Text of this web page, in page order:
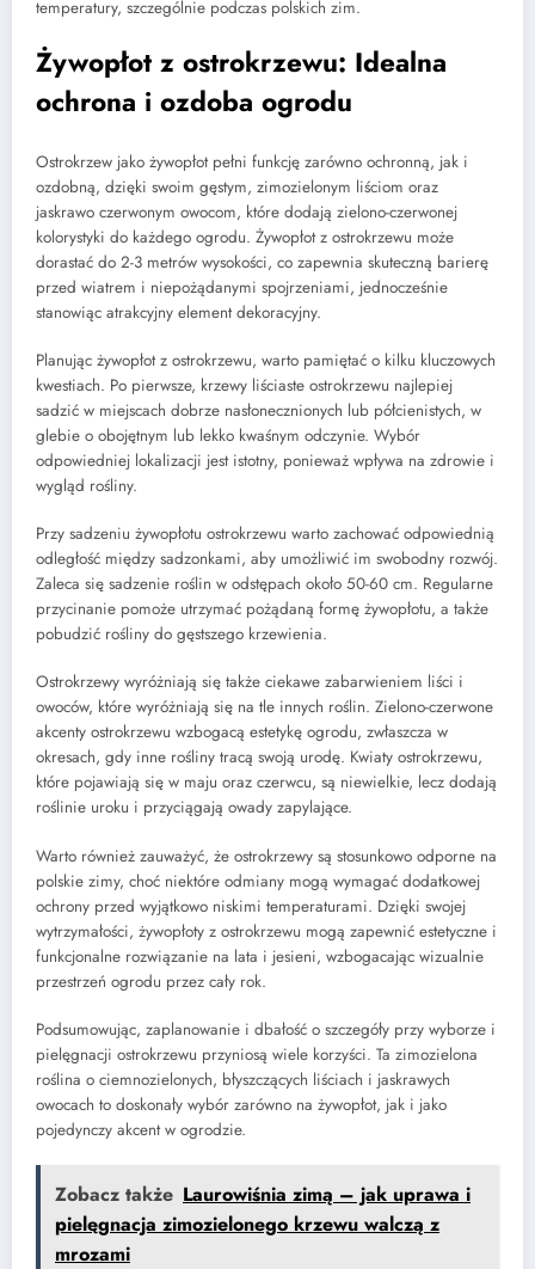
temperatury, szczególnie podczas polskich zim.
Żywopłot z ostrokrzewu: Idealna
ochrona i ozdoba ogrodu
Ostrokrzew jako żywopłot pełni funkcję zarówno ochronną, jak i
ozdobną, dzięki swoim gęstym, zimozielonym liściom oraz
jaskrawo czerwonym owocom, które dodają zielono-czerwonej
kolorystyki do każdego ogrodu. Żywopłot z ostrokrzewu może
dorastać do 2-3 metrów wysokości, co zapewnia skuteczną barierę
przed wiatrem i niepożądanymi spojrzeniami, jednocześnie
stanowiąc atrakcyjny element dekoracyjny.
Planując żywopłot z ostrokrzewu, warto pamiętać o kilku kluczowych
kwestiach. Po pierwsze, krzewy liściaste ostrokrzewu najlepiej
sadzić w miejscach dobrze nasłonecznionych lub półcienistych, w
glebie o obojętnym lub lekko kwaśnym odczynie. Wybór
odpowiedniej lokalizacji jest istotny, ponieważ wpływa na zdrowie i
wygląd rośliny.
Przy sadzeniu żywopłotu ostrokrzewu warto zachować odpowiednią
odległość między sadzonkami, aby umożliwić im swobodny rozwój.
Zaleca się sadzenie roślin w odstępach około 50-60 cm. Regularne
przycinanie pomoże utrzymać pożądaną formę żywopłotu, a także
pobudzić rośliny do gęstszego krzewienia.
Ostrokrzewy wyróżniają się także ciekawe zabarwieniem liści i
owoców, które wyróżniają się na tle innych roślin. Zielono-czerwone
akcenty ostrokrzewu wzbogacą estetykę ogrodu, zwłaszcza w
okresach, gdy inne rośliny tracą swoją urodę. Kwiaty ostrokrzewu,
które pojawiają się w maju oraz czerwcu, są niewielkie, lecz dodają
roślinie uroku i przyciągają owady zapylające.
Warto również zauważyć, że ostrokrzewy są stosunkowo odporne na
polskie zimy, choć niektóre odmiany mogą wymagać dodatkowej
ochrony przed wyjątkowo niskimi temperaturami. Dzięki swojej
wytrzymałości, żywopłoty z ostrokrzewu mogą zapewnić estetyczne i
funkcjonalne rozwiązanie na lata i jesieni, wzbogacając wizualnie
przestrzeń ogrodu przez cały rok.
Podsumowując, zaplanowanie i dbałość o szczegóły przy wyborze i
pielęgnacji ostrokrzewu przyniosą wiele korzyści. Ta zimozielona
roślina o ciemnozielonych, błyszczących liściach i jaskrawych
owocach to doskonały wybór zarówno na żywopłot, jak i jako
pojedynczy akcent w ogrodzie.
Zobacz także Laurowiśnia zimą – jak uprawa i
pielęgnacja zimozielonego krzewu walczą z
mrozami